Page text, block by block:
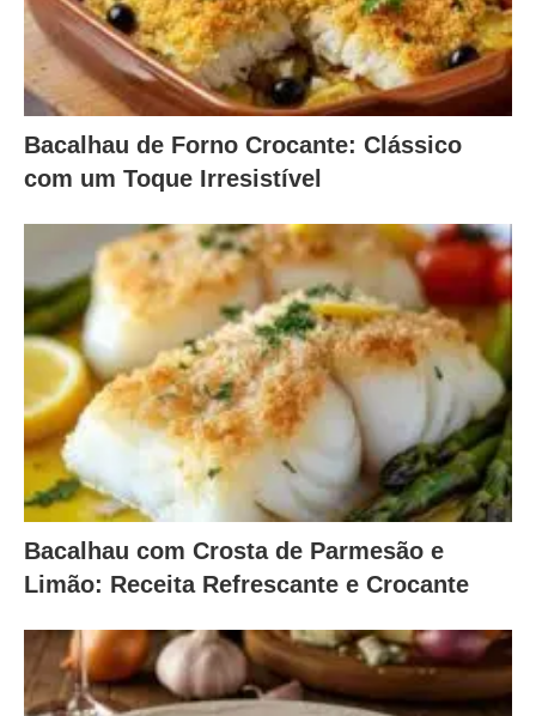
Bacalhau de Forno Crocante: Clássico
com um Toque Irresistível
Bacalhau com Crosta de Parmesão e
Limão: Receita Refrescante e Crocante